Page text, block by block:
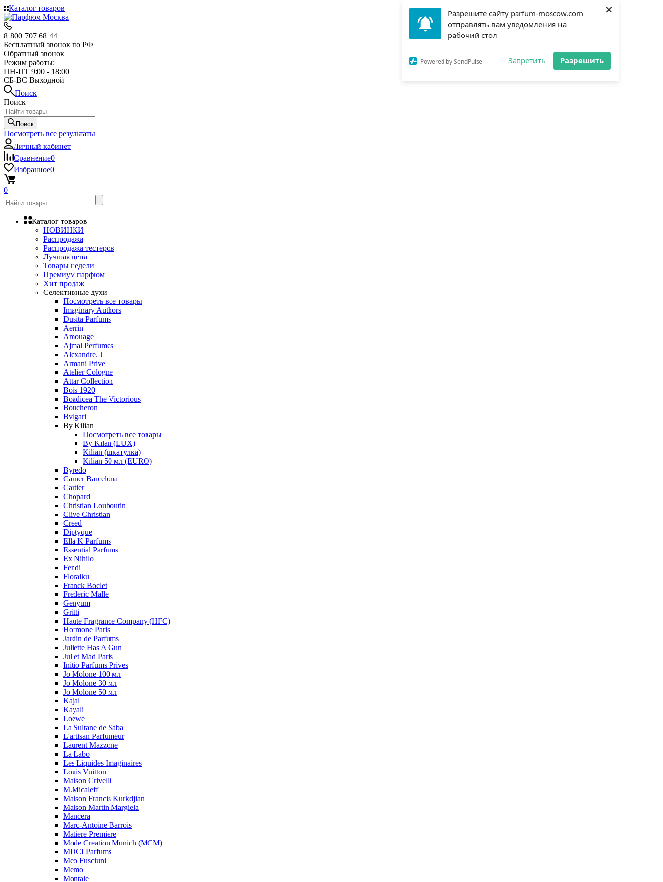
Разрешите сайту parfum-moscow.com
отправлять вам уведомления на
рабочий стол
Powered by SendPulse Запретить Разрешить
×
Каталог товаров
8-800-707-68-44
Бесплатный звонок по РФ
Обратный звонок
Режим работы:
ПН-ПТ 9:00 - 18:00
СБ-ВС Выходной
Поиск
Поиск
Поиск
Посмотреть все результаты
Личный кабинет
Сравнение0
Избранное0
0
Каталог товаров
НОВИНКИ
Распродажа
Распродажа тестеров
Лучшая цена
Товары недели
Премиум парфюм
Хит продаж
Селективные духи
Посмотреть все товары
Imaginary Authors
Dusita Parfums
Aerrin
Amouage
Ajmal Perfumes
Alexandre. J
Armani Prive
Atelier Cologne
Attar Collection
Bois 1920
Boadicea The Victorious
Boucheron
Bvlgari
By Kilian
Посмотреть все товары
By Kilan (LUX)
Kilian (шкатулка)
Kilian 50 мл (EURO)
Byredo
Carner Barcelona
Cartier
Chopard
Christian Louboutin
Clive Christian
Creed
Diptyque
Ella K Parfums
Essential Parfums
Ex Nihilo
Fendi
Floraiku
Franck Boclet
Frederic Malle
Genyum
Gritti
Haute Fragrance Company (HFC)
Hormone Paris
Jardin de Parfums
Juliette Has A Gun
Jul et Mad Paris
Initio Parfums Prives
Jo Molone 100 мл
Jo Molone 30 мл
Jo Molone 50 мл
Kajal
Kayali
Loewe
La Sultane de Saba
L'artisan Parfumeur
Laurent Mazzone
La Labo
Les Liquides Imaginaires
Louis Vuitton
Maison Crivelli
M.Micaleff
Maison Francis Kurkdjian
Maison Martin Margiela
Mancera
Marc-Antoine Barrois
Matiere Premiere
Mode Creation Munich (MCM)
MDCI Parfums
Meo Fusciuni
Memo
Montale